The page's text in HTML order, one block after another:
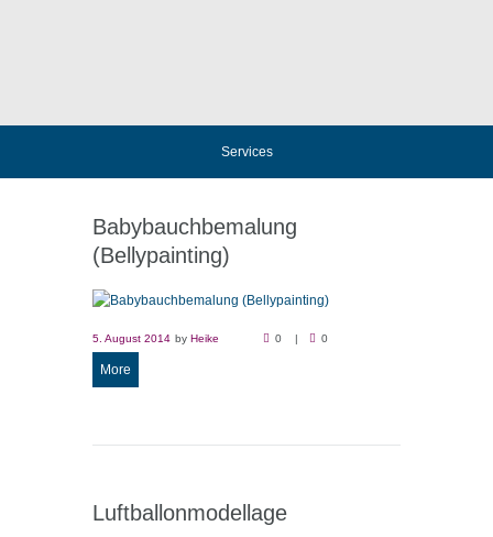
Services
Babybauchbemalung
(Bellypainting)
5. August 2014 by Heike 0 0
More
Luftballonmodellage